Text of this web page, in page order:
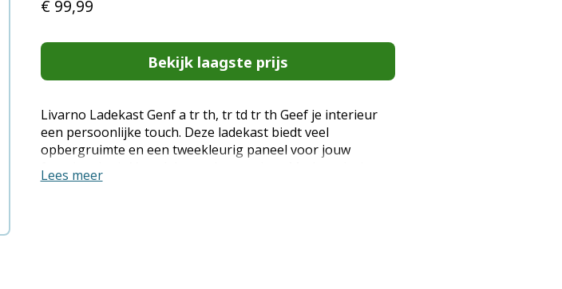
€ 99,99
Bekijk laagste prijs
Livarno Ladekast Genf a tr th, tr td tr th Geef je interieur
een persoonlijke touch. Deze ladekast biedt veel
opbergruimte en een tweekleurig paneel voor jouw
favoriete look. Voordelen en kenmerken: Modern design
met veel opbergruimte Tweekleurig wisselpaneel voor
Lees meer